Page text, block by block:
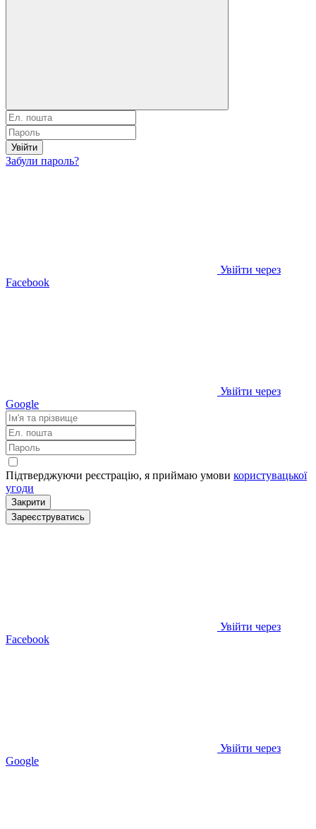
Увійти
Забули пароль?
Увійти через
Facebook
Увійти через
Google
Підтверджуючи реєстрацію, я приймаю умови користувацької
угоди
Закрити
Зареєструватись
Увійти через
Facebook
Увійти через
Google